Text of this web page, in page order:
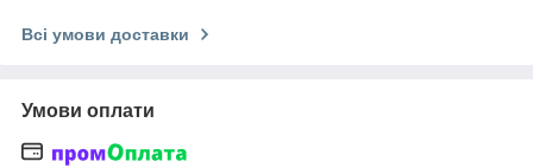
Всі умови доставки
Умови оплати